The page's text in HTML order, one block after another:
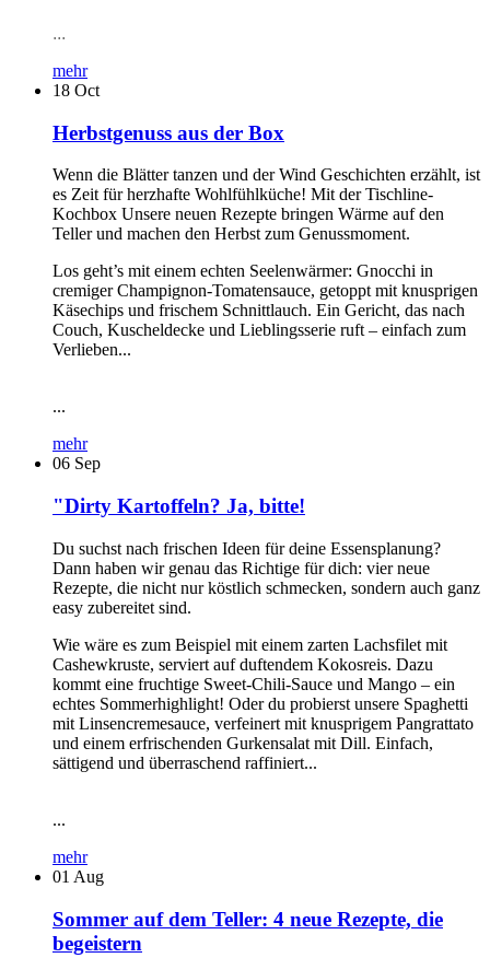
...
mehr
18 Oct
Herbstgenuss aus der Box
Wenn die Blätter tanzen und der Wind Geschichten erzählt, ist
es Zeit für herzhafte Wohlfühlküche! Mit der Tischline-
Kochbox Unsere neuen Rezepte bringen Wärme auf den
Teller und machen den Herbst zum Genussmoment.
Los geht’s mit einem echten Seelenwärmer: Gnocchi in
cremiger Champignon-Tomatensauce, getoppt mit knusprigen
Käsechips und frischem Schnittlauch. Ein Gericht, das nach
Couch, Kuscheldecke und Lieblingsserie ruft – einfach zum
Verlieben...
...
mehr
06 Sep
"Dirty Kartoffeln? Ja, bitte!
Du suchst nach frischen Ideen für deine Essensplanung?
Dann haben wir genau das Richtige für dich: vier neue
Rezepte, die nicht nur köstlich schmecken, sondern auch ganz
easy zubereitet sind.
Wie wäre es zum Beispiel mit einem zarten Lachsfilet mit
Cashewkruste, serviert auf duftendem Kokosreis. Dazu
kommt eine fruchtige Sweet-Chili-Sauce und Mango – ein
echtes Sommerhighlight! Oder du probierst unsere Spaghetti
mit Linsencremesauce, verfeinert mit knusprigem Pangrattato
und einem erfrischenden Gurkensalat mit Dill. Einfach,
sättigend und überraschend raffiniert...
...
mehr
01 Aug
Sommer auf dem Teller: 4 neue Rezepte, die
begeistern